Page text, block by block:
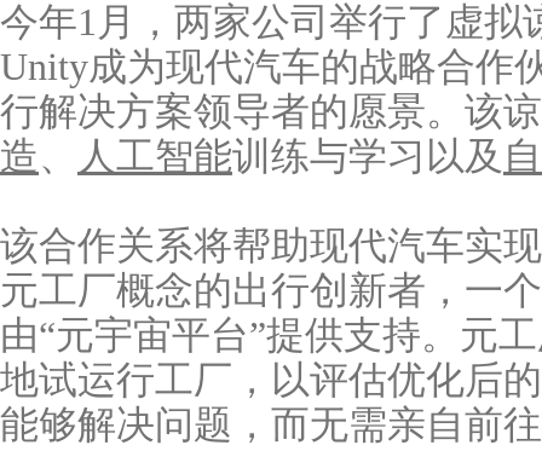
今年1月，两家公司举行了虚拟
Unity成为现代汽车的战略合作
行解决方案领导者的愿景。该
造、 人工智能训练与学习以及
该合作关系将帮助现代汽车实
元工厂概念的出行创新者，一
由“元宇宙平台”提供支持。元
地试运行工厂，以评估优化后
能够解决问题，而无需亲自前